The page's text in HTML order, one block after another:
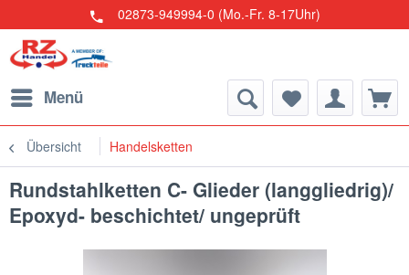
02873-949994-0 (Mo.-Fr. 8-17Uhr)
Menü
Übersicht Handelsketten
Rundstahlketten C- Glieder (langgliedrig)/
Epoxyd- beschichtet/ ungeprüft